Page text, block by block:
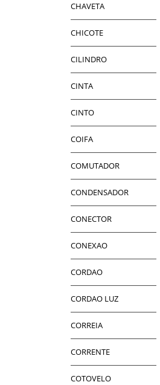
CHAVETA
CHICOTE
CILINDRO
CINTA
CINTO
COIFA
COMUTADOR
CONDENSADOR
CONECTOR
CONEXAO
CORDAO
CORDAO LUZ
CORREIA
CORRENTE
COTOVELO